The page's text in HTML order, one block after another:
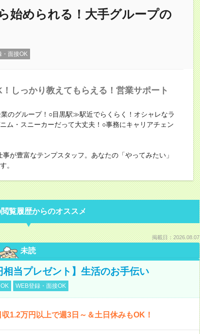
始められる！大手グループの
・面接OK
しっかり教えてもらえる！営業サポート
のグループ！○目黒駅≫駅近でらくらく！オシャレなラ
ム・スニーカーだって大丈夫！○事務にキャリアチェン
が豊富なテンプスタッフ。あなたの「やってみたい」
。
覧履歴からのオススメ
掲載日：2026.08.07
未読
当プレゼント】生活のお手伝い
WEB登録・面接OK
1.2万円以上で週3日～＆土日休みもOK！